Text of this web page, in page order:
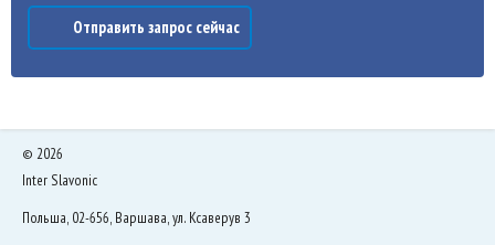
Отправить запрос сейчас
© 2026
Inter Slavonic
Польша, 02-656, Варшава, ул. Ксаверув 3